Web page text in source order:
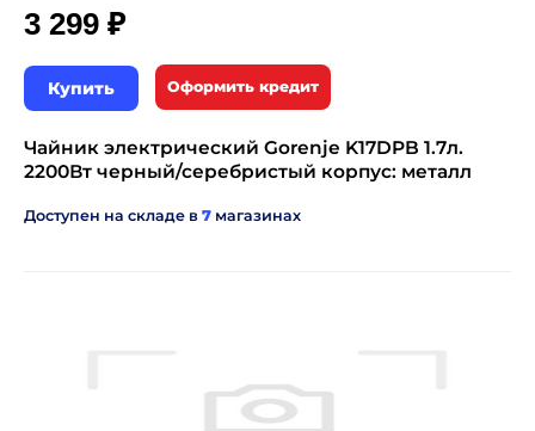
3 299 ₽
Купить Оформить кредит
Чайник электрический Gorenje K17DPB 1.7л.
2200Вт черный/серебристый корпус: металл
Доступен на складе в 7 магазинах